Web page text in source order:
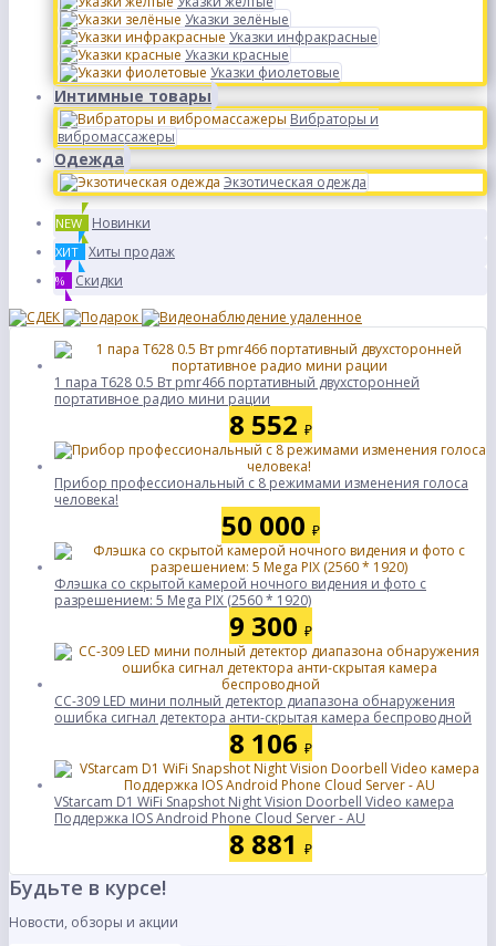
Указки зелёные
Указки инфракрасные
Указки красные
Указки фиолетовые
Интимные товары
Вибраторы и
вибромассажеры
Одежда
Экзотическая одежда
NEW Новинки
ХИТ Хиты продаж
% Скидки
1 пара T628 0.5 Вт pmr466 портативный двухсторонней
портативное радио мини рации
8 552 ₽
Прибор профессиональный с 8 режимами изменения голоса
человека!
50 000 ₽
Флэшка со скрытой камерой ночного видения и фото с
разрешением: 5 Mega PIX (2560 * 1920)
9 300 ₽
CC-309 LED мини полный детектор диапазона обнаружения
ошибка сигнал детектора анти-скрытая камера беспроводной
8 106 ₽
VStarcam D1 WiFi Snapshot Night Vision Doorbell Video камера
Поддержка IOS Android Phone Cloud Server - AU
8 881 ₽
Будьте в курсе!
Новости, обзоры и акции